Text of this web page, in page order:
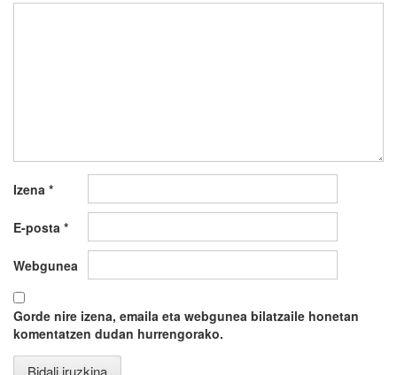
Izena *
E-posta *
Webgunea
Gorde nire izena, emaila eta webgunea bilatzaile honetan
komentatzen dudan hurrengorako.